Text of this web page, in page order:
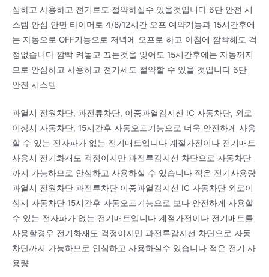
심하고 사용하고 전기료도 절약하실수 있을것입니다 6단 안전 시
스템 안심 안면 타이머로 4/8/12시간 오프 예약기능과 15시간후에
는 자동으로 OFF기능으로 저녁에 오프로 하고 아침에 깜빡해도 걱
정없습니다 깜빡 켜놓고 끄는것을 잊어도 15시간후에는 자동꺼지
므로 안심하고 사용하고 전기세도 절약할 수 있을 것입니다 6단
안전 시스템
과열시 전원차단, 과전류차단, 이중과열감지선 IC 자동차단, 외로
이상시 자동차단, 15시간후 자동오프기능으로 더욱 안전하게 사용
할 수 있는 전자파가 없는 전기매트입니다 계절가전이나 전기매트
사용시 전기화재도 걱정이지만 과전류감지선 차단으로 자동차단
까지 가능하므로 안심하고 사용하실 수 있습니다 적은 전기사용량
과열시 전원차단 과전류차단 이중과열감지선 IC 자동차단 외로이
상시 자동차단 15시간후 자동오프기능으로 보다 안전하게 사용할
수 있는 전자파가 없는 전기매트입니다 계절가전이나 전기매트를
사용할경우 전기화재도 걱정이지만 과전류감지선 차단으로 자동
차단까지 가능하므로 안심하고 사용하실수 있습니다 적은 전기 사
용량